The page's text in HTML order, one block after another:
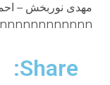
مهدی نوربخش –
Share: